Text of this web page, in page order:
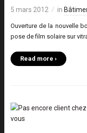
5 mars 2012 in
Ouverture de la nouvelle
pose de film solaire sur
Read more ›